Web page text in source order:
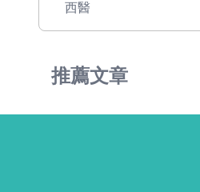
西醫
推薦文章